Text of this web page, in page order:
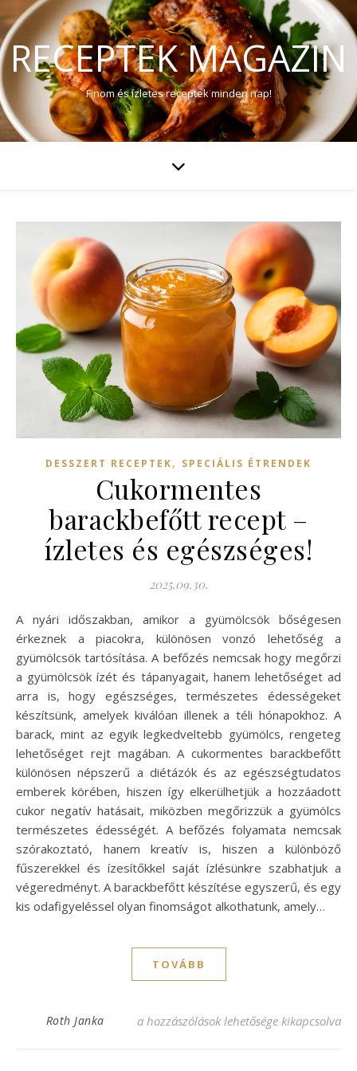
RECEPTEK MAGAZIN
Finom és ízletes receptek minden nap!
DESSZERT RECEPTEK, SPECIÁLIS ÉTRENDEK
Cukormentes
barackbefőtt recept –
ízletes és egészséges!
2025.09.30.
A nyári időszakban, amikor a gyümölcsök bőségesen
érkeznek a piacokra, különösen vonzó lehetőség a
gyümölcsök tartósítása. A befőzés nemcsak hogy megőrzi
a gyümölcsök ízét és tápanyagait, hanem lehetőséget ad
arra is, hogy egészséges, természetes édességeket
készítsünk, amelyek kiválóan illenek a téli hónapokhoz. A
barack, mint az egyik legkedveltebb gyümölcs, rengeteg
lehetőséget rejt magában. A cukormentes barackbefőtt
különösen népszerű a diétázók és az egészségtudatos
emberek körében, hiszen így elkerülhetjük a hozzáadott
cukor negatív hatásait, miközben megőrizzük a gyümölcs
természetes édességét. A befőzés folyamata nemcsak
szórakoztató, hanem kreatív is, hiszen a különböző
fűszerekkel és ízesítőkkel saját ízlésünkre szabhatjuk a
végeredményt. A barackbefőtt készítése egyszerű, és egy
kis odafigyeléssel olyan finomságot alkothatunk, amely…
TOVÁBB
Roth Janka Cukormentes barackbefőtt recept – ízletes
a hozzászólások lehetősége kikapcsolva